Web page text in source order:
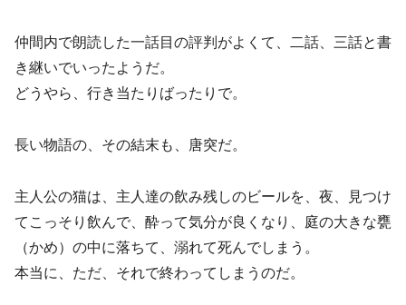
仲間内で朗読した一話目の評判がよくて、二話、三話と書
き継いでいったようだ。
どうやら、行き当たりばったりで。
長い物語の、その結末も、唐突だ。
主人公の猫は、主人達の飲み残しのビールを、夜、見つけ
てこっそり飲んで、酔って気分が良くなり、庭の大きな甕
（かめ）の中に落ちて、溺れて死んでしまう。
本当に、ただ、それで終わってしまうのだ。